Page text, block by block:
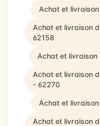
Achat et
Achat et livraison
62158
Achat et livraison
Achat et livraison
- 62270
Achat et livraison
Achat et livraison